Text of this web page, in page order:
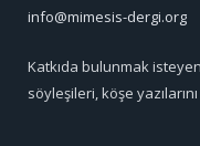
info@mimesis-dergi.org
Katkıda bulunmak
söyleşileri, köşe